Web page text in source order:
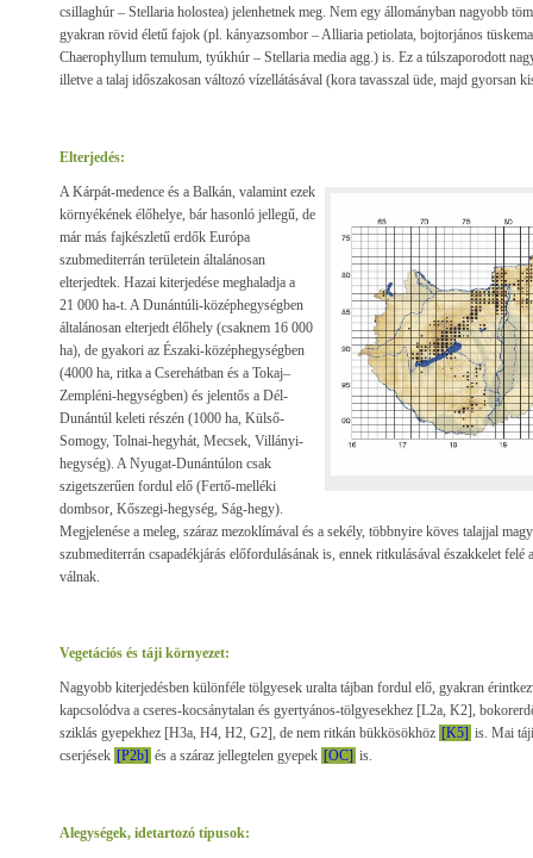
csillaghúr – Stellaria holostea) jelenhetnek meg. Nem egy állományban nagyobb
gyakran rövid életű fajok (pl. kányazsombor – Alliaria petiolata, bojtorjános
Chaerophyllum temulum, tyúkhúr – Stellaria media agg.) is. Ez a túlszaporodott
illetve a talaj időszakosan változó vízellátásával (kora tavasszal üde, majd gyorsan
Elterjedés:
A Kárpát-medence és a Balkán, valamint ezek
környékének élőhelye, bár hasonló jellegű, de
már más fajkészletű erdők Európa
szubmediterrán területein általánosan
elterjedtek. Hazai kiterjedése meghaladja a
21 000 ha-t. A Dunántúli-középhegységben
általánosan elterjedt élőhely (csaknem 16 000
ha), de gyakori az Északi-középhegységben
(4000 ha, ritka a Cserehátban és a Tokaj–
Zempléni-hegységben) és jelentős a Dél-
Dunántúl keleti részén (1000 ha, Külső-
Somogy, Tolnai-hegyhát, Mecsek, Villányi-
hegység). A Nyugat-Dunántúlon csak
szigetszerűen fordul elő (Fertő-melléki
dombsor, Kőszegi-hegység, Ság-hegy).
Megjelenése a meleg, száraz mezoklímával és a sekély, többnyire köves talajjal
szubmediterrán csapadékjárás előfordulásának is, ennek ritkulásával északkelet
válnak.
Vegetációs és táji környezet:
Nagyobb kiterjedésben különféle tölgyesek uralta tájban fordul elő, gyakran
kapcsolódva a cseres-kocsánytalan és gyertyános-tölgyesekhez [L2a, K2],
sziklás gyepekhez [H3a, H4, H2, G2], de nem ritkán bükkösökhöz [K5] is. Mai
cserjések [P2b] és a száraz jellegtelen gyepek [OC] is.
Alegységek, idetartozó típusok: